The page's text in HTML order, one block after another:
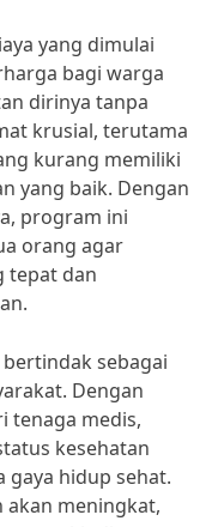
yang dimulai
bagi warga
dirinya tanpa
krusial, terutama
kurang memiliki
yang baik. Dengan
program ini
orang agar
tepat dan
sebagai
Dengan
tenaga medis,
kesehatan
gaya hidup sehat.
akan meningkat,